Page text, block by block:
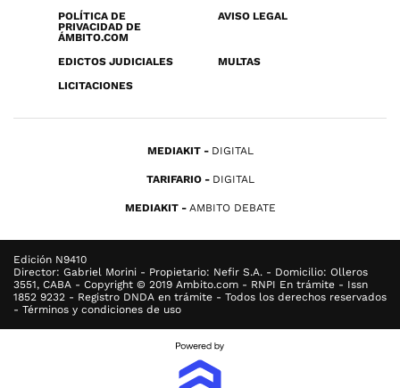
POLÍTICA DE
PRIVACIDAD DE
ÁMBITO.COM
AVISO LEGAL
EDICTOS JUDICIALES
MULTAS
LICITACIONES
MEDIAKIT DIGITAL
TARIFARIO DIGITAL
MEDIAKIT AMBITO DEBATE
Edición N9410
Director: Gabriel Morini - Propietario: Nefir S.A. - Domicilio: Olleros
3551, CABA - Copyright © 2019 Ambito.com - RNPI En trámite - Issn
1852 9232 - Registro DNDA en trámite - Todos los derechos reservados
- Términos y condiciones de uso